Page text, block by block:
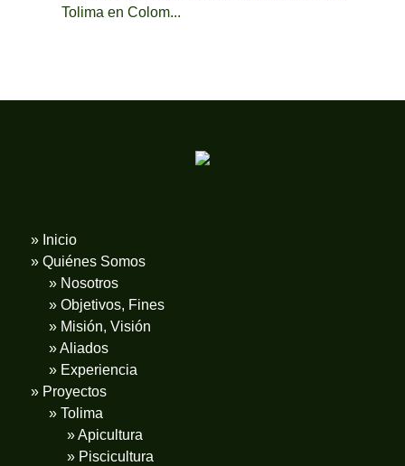
Tolima en Colom...
» Inicio
» Quiénes Somos
» Nosotros
» Objetivos, Fines
» Misión, Visión
» Aliados
» Experiencia
» Proyectos
» Tolima
» Apicultura
» Piscicultura